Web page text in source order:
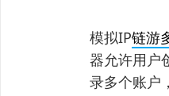
模拟IP链游
器允许用户
录多个账户